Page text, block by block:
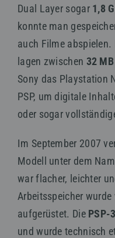
Dual Layer sogar 1,8
konnte man
auch Filme abspielen.
lagen zwischen 32
Sony das Playstation
PSP, um digitale
oder sogar
Im September 2007
Modell unter dem
war flacher, leichter
Arbeitsspeicher wurde
aufgerüstet. Die PSP-
und wurde technisch